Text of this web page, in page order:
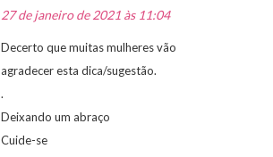
27 de janeiro de 2021 às 11:04
Decerto que muitas mulheres vão
agradecer esta dica/sugestão.
.
Deixando um abraço
Cuide-se